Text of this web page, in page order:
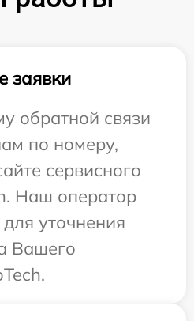
заявки
обратной связи
по номеру,
сервисного
Наш оператор
уточнения
Вашего